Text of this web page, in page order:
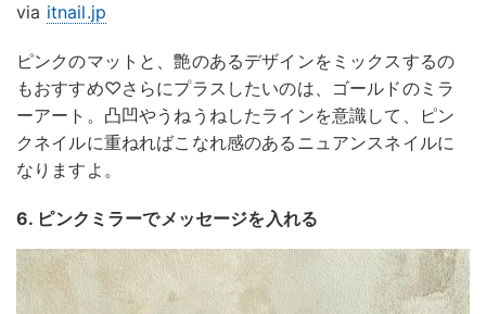
via itnail.jp
ピンクのマットと、艶のあるデザインをミックスするの
もおすすめ♡さらにプラスしたいのは、ゴールドのミラ
ーアート。凸凹やうねうねしたラインを意識して、ピン
クネイルに重ねればこなれ感のあるニュアンスネイルに
なりますよ。
6. ピンクミラーでメッセージを入れる